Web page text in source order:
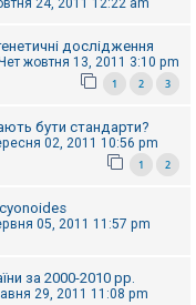
24, 2011 12:22 am
дослідження
жовтня 13, 2011 3:10 pm
1 2 3
бути стандарти?
02, 2011 10:56 pm
1 2
05, 2011 11:57 pm
за 2000-2010 рр.
29, 2011 11:08 pm